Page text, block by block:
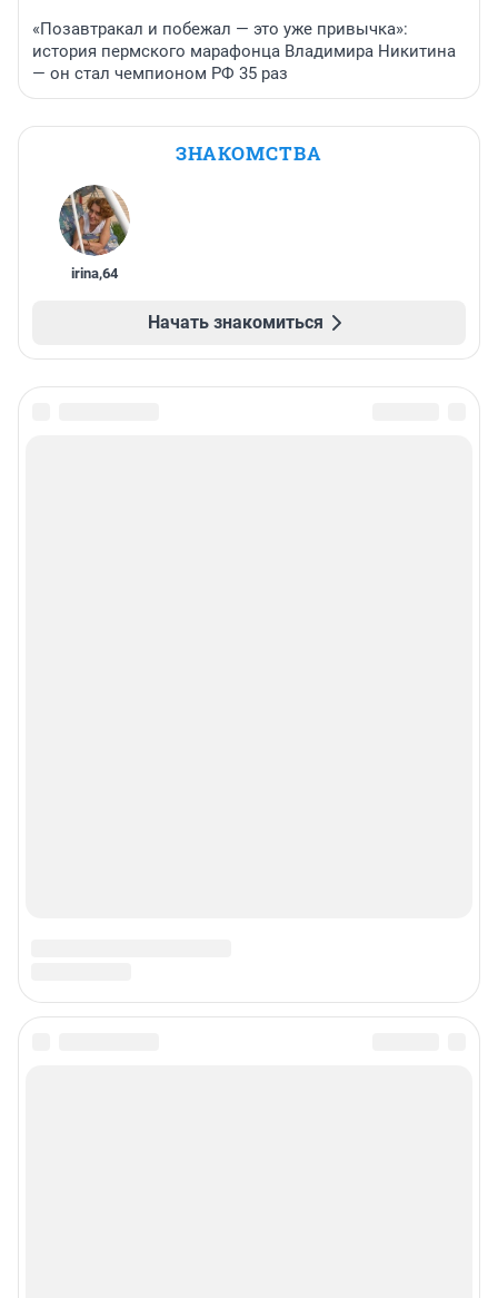
«Позавтракал и побежал — это уже привычка»:
история пермского марафонца Владимира Никитина
— он стал чемпионом РФ 35 раз
ЗНАКОМСТВА
irina,64
Начать знакомиться